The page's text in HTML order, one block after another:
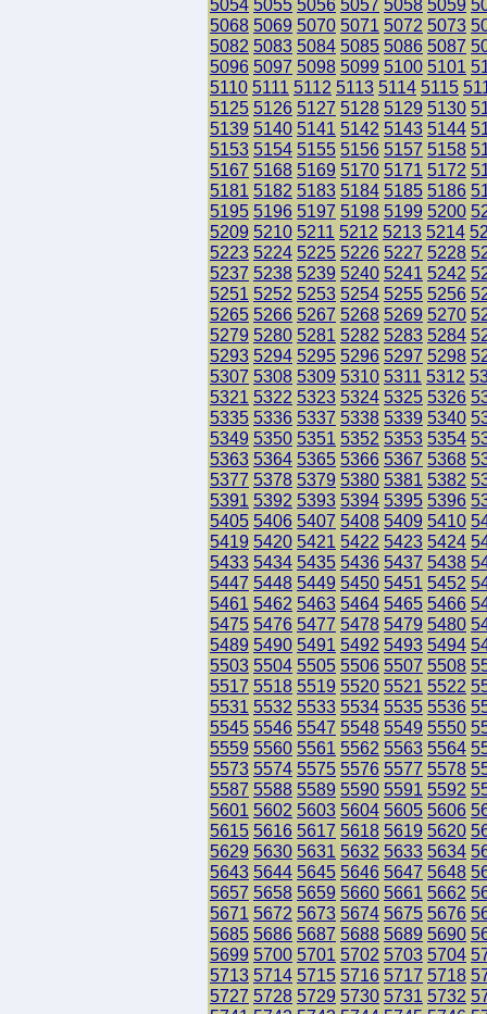
5054 5055 5056 5057 5058 5059
5068 5069 5070 5071 5072 5073
5082 5083 5084 5085 5086 5087
5096 5097 5098 5099 5100 5101
5110 5111 5112 5113 5114 5115
5125 5126 5127 5128 5129 5130
5139 5140 5141 5142 5143 5144
5153 5154 5155 5156 5157 5158
5167 5168 5169 5170 5171 5172
5181 5182 5183 5184 5185 5186
5195 5196 5197 5198 5199 5200
5209 5210 5211 5212 5213 5214
5223 5224 5225 5226 5227 5228
5237 5238 5239 5240 5241 5242
5251 5252 5253 5254 5255 5256
5265 5266 5267 5268 5269 5270
5279 5280 5281 5282 5283 5284
5293 5294 5295 5296 5297 5298
5307 5308 5309 5310 5311 5312
5321 5322 5323 5324 5325 5326
5335 5336 5337 5338 5339 5340
5349 5350 5351 5352 5353 5354
5363 5364 5365 5366 5367 5368
5377 5378 5379 5380 5381 5382
5391 5392 5393 5394 5395 5396
5405 5406 5407 5408 5409 5410
5419 5420 5421 5422 5423 5424
5433 5434 5435 5436 5437 5438
5447 5448 5449 5450 5451 5452
5461 5462 5463 5464 5465 5466
5475 5476 5477 5478 5479 5480
5489 5490 5491 5492 5493 5494
5503 5504 5505 5506 5507 5508
5517 5518 5519 5520 5521 5522
5531 5532 5533 5534 5535 5536
5545 5546 5547 5548 5549 5550
5559 5560 5561 5562 5563 5564
5573 5574 5575 5576 5577 5578
5587 5588 5589 5590 5591 5592
5601 5602 5603 5604 5605 5606
5615 5616 5617 5618 5619 5620
5629 5630 5631 5632 5633 5634
5643 5644 5645 5646 5647 5648
5657 5658 5659 5660 5661 5662
5671 5672 5673 5674 5675 5676
5685 5686 5687 5688 5689 5690
5699 5700 5701 5702 5703 5704
5713 5714 5715 5716 5717 5718
5727 5728 5729 5730 5731 5732